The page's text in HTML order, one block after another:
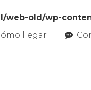
web-old/wp-
llegar